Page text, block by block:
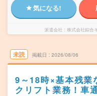
気になる!
派遣会社 株式会社綜合
未読 掲載日 2026/08/06
9～18時×基本残業
クリフト業務！車